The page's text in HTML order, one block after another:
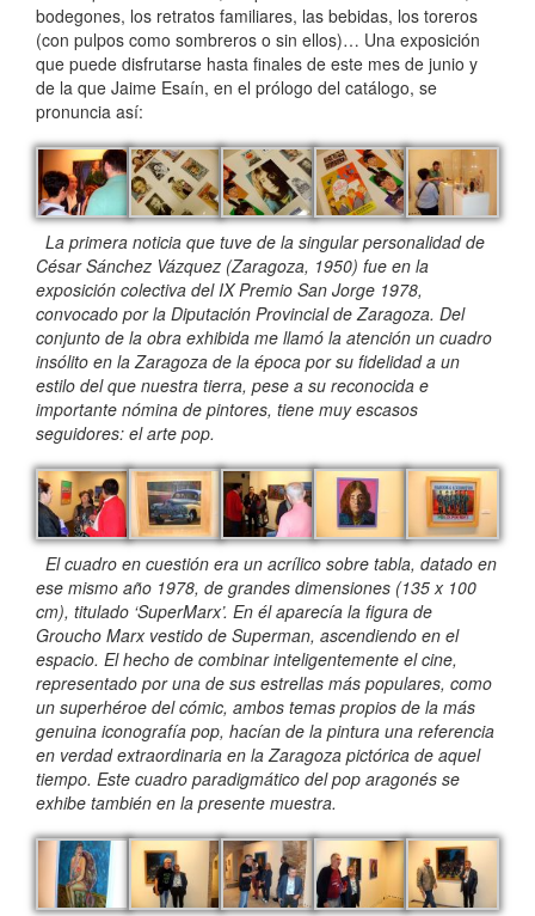
bodegones, los retratos familiares, las bebidas, los toreros
(con pulpos como sombreros o sin ellos)… Una exposición
que puede disfrutarse hasta finales de este mes de junio y
de la que Jaime Esaín, en el prólogo del catálogo, se
pronuncia así:
La primera noticia que tuve de la singular personalidad de
César Sánchez Vázquez (Zaragoza, 1950) fue en la
exposición colectiva del IX Premio San Jorge 1978,
convocado por la Diputación Provincial de Zaragoza. Del
conjunto de la obra exhibida me llamó la atención un cuadro
insólito en la Zaragoza de la época por su fidelidad a un
estilo del que nuestra tierra, pese a su reconocida e
importante nómina de pintores, tiene muy escasos
seguidores: el arte pop.
El cuadro en cuestión era un acrílico sobre tabla, datado en
ese mismo año 1978, de grandes dimensiones (135 x 100
cm), titulado ‘SuperMarx’. En él aparecía la figura de
Groucho Marx vestido de Superman, ascendiendo en el
espacio. El hecho de combinar inteligentemente el cine,
representado por una de sus estrellas más populares, como
un superhéroe del cómic, ambos temas propios de la más
genuina iconografía pop, hacían de la pintura una referencia
en verdad extraordinaria en la Zaragoza pictórica de aquel
tiempo. Este cuadro paradigmático del pop aragonés se
exhibe también en la presente muestra.